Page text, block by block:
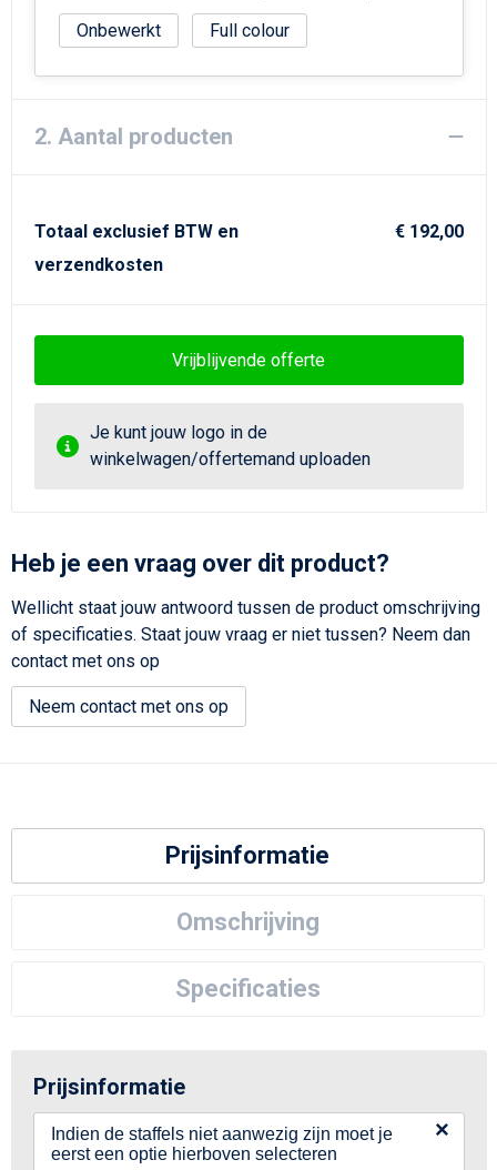
Onbewerkt
Full colour
2. Aantal producten
Totaal exclusief BTW en
verzendkosten
€ 192,00
Vrijblijvende offerte
Je kunt jouw logo in de
winkelwagen/offertemand uploaden
Heb je een vraag over dit product?
Wellicht staat jouw antwoord tussen de product omschrijving
of specificaties. Staat jouw vraag er niet tussen? Neem dan
contact met ons op
Neem contact met ons op
Prijsinformatie
Omschrijving
Specificaties
Prijsinformatie
Indien de staffels niet aanwezig zijn moet je
eerst een optie hierboven selecteren
×